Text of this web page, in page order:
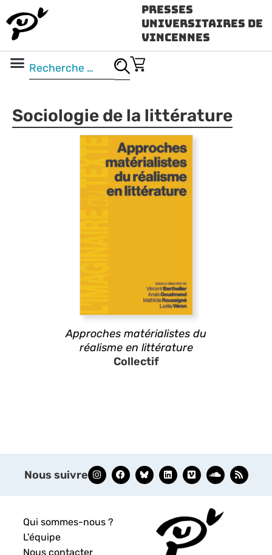
Presses
Universitaires de
Vincennes
Sociologie de la littérature
Approches matérialistes du
réalisme en littérature
Collectif
Nous suivre
Qui sommes-nous ?
L’équipe
Nous contacter